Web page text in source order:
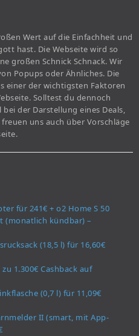
Wert auf die Einfachheit und
hast. Die Webseite wird so
großen Schnick Schnack. Wir
Popups oder Ähnliches. Die
einer der wichtigsten Faktoren
Solltest du dennoch
der Darstellung eines Deals,
uns auch über Vorschläge
für 241€ + o2 Home S 50
(monatlich kündbar) –
(18,5 l) für 16,60€
1.300€ Cashback auf
(0,7 l) für 11,09€
II (smart, mit App-